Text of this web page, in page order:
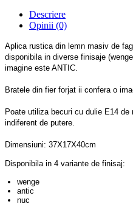
Descriere
Opinii (0)
Aplica rustica din lemn masiv de
disponibila in diverse finisaje
imagine este ANTIC.
Bratele din fier forjat ii confera o
Poate utiliza becuri cu dulie E14
indiferent de putere.
Dimensiuni: 37X17X40cm
Disponibila in 4 variante de finisaj:
wenge
antic
nuc